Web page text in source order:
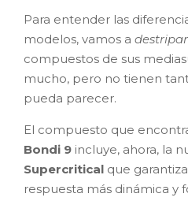
Para entender las
modelos, vamos a destripar
compuestos de sus
mucho, pero no tienen
pueda parecer.
El compuesto que
Bondi 9 incluye, ahora, la
Supercritical que
respuesta más dinámica y